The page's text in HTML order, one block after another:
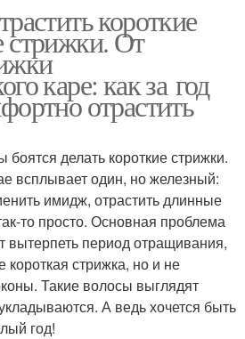
короткие
стрижки. От
каре: как за год
отрастить
делать короткие стрижки.
всплывает один, но железный:
имидж, отрастить длинные
то просто. Основная проблема
вытерпеть период отращивания,
короткая стрижка, но и не
Такие волосы выглядят
А ведь хочется быть
год!